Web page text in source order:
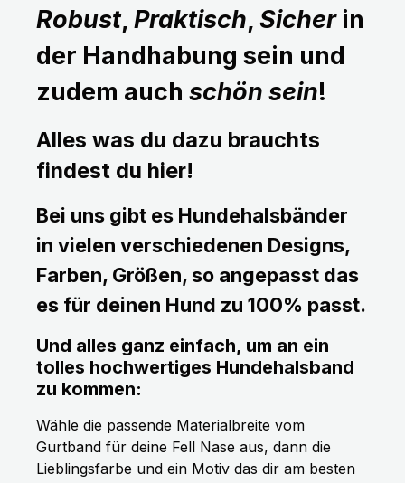
Robust, Praktisch, Sicherin
der Handhabung sein und
zudem auch schön sein!
Alles was du dazu brauchts
findest du hier!
Bei uns gibt es Hundehalsbänder
in vielen verschiedenen Designs,
Farben, Größen, so angepasst das
es für deinen Hund zu 100% passt.
Und alles ganz einfach, um an ein
tolles hochwertiges Hundehalsband
zu kommen:
Wähle die passende Materialbreite vom
Gurtband für deine Fell Nase aus, dann die
Lieblingsfarbe und ein Motiv das dir am besten